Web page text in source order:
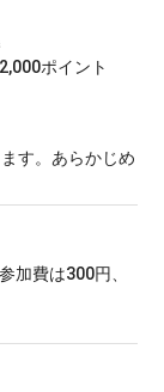
ポイント
す。あらかじめ
加費は300円、